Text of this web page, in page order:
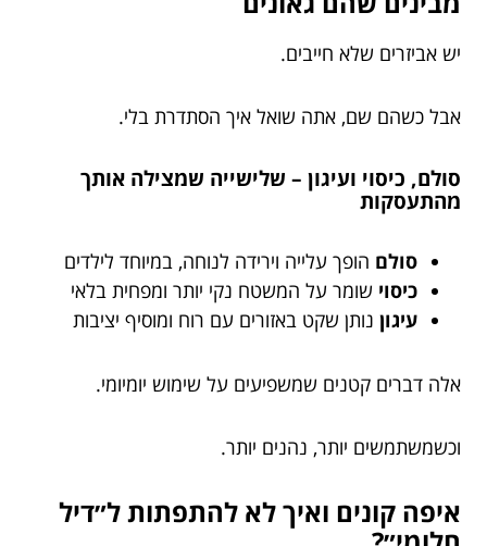
יש אביזרים שלא חייבים.
אבל כשהם שם, אתה שואל איך הסתדרת בלי.
סולם, כיסוי ועיגון – שלישייה שמצילה אותך
מהתעסקות
סולם הופך עלייה וירידה לנוחה, במיוחד לילדים
כיסוי שומר על המשטח נקי יותר ומפחית בלאי
עיגון נותן שקט באזורים עם רוח ומוסיף יציבות
אלה דברים קטנים שמשפיעים על שימוש יומיומי.
וכשמשתמשים יותר, נהנים יותר.
איפה קונים ואיך לא להתפתות ל״דיל